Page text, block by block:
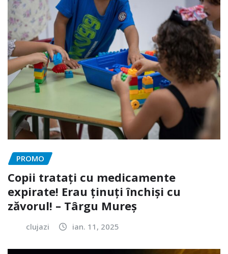
PROMO
Copii tratați cu medicamente
expirate! Erau ținuți închiși cu
zăvorul! – Târgu Mureș
clujazi ian. 11, 2025